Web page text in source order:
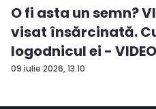
09 iulie 2026, 13:10
O fi asta un semn?
visat însărcinată.
logodnicul ei - VIDEO